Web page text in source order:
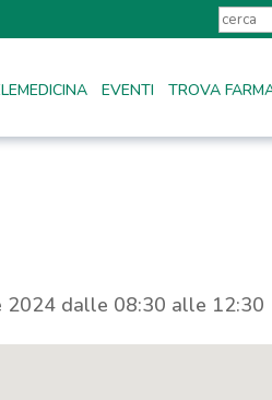
EVENTI TROVA
2024 dalle 08:30 alle 12:30